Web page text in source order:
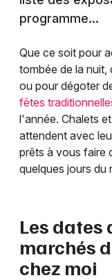
programme...
Que ce soit pour
tombée de la nuit,
ou pour dégoter
fêtes
l'année. Chalets
attendent avec
prêts à vous faire
quelques jours du
Les dates
marchés
chez moi